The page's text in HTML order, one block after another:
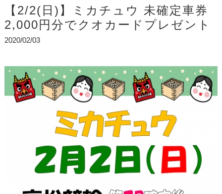
【2/2(日)】ミカチュウ 未確定車券
2,000円分でクオカードプレゼント
2020/02/03